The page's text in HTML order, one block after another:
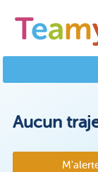
Aucun